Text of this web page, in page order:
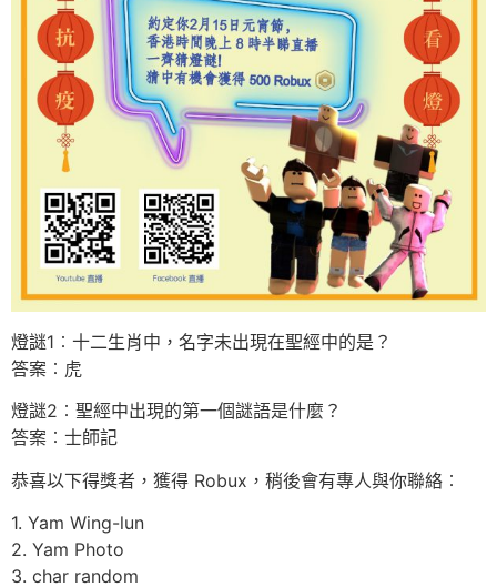
燈謎1︰十二生肖中，名字未出現在聖經中的是？
答案︰虎
燈謎2︰聖經中出現的第一個謎語是什麼？
答案︰士師記
恭喜以下得獎者，獲得 Robux，稍後會有專人與你聯絡︰
1. Yam Wing-lun
2. Yam Photo
3. char random